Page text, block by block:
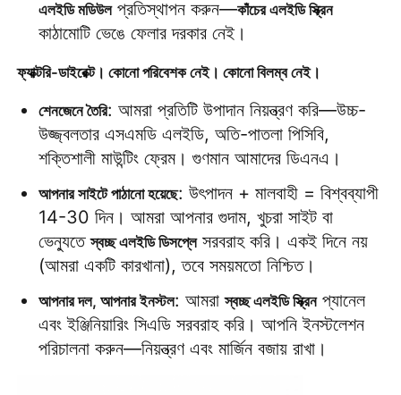
এসএমডি এলইডি স্ক্রিন
বহিরঙ্গন এলইডি ডিসপ্লে বোর্ড
বহিরঙ্গন নেতৃত্বাধীন বিলবোর্ড
এলইডি মডিউল প্রতিস্থাপন করুন—কাঁচের এলইডি স্ক্রিন
কাঠামোটি ভেঙে ফেলার দরকার নেই।
ফ্যাক্টরি-ডাইরেক্ট। কোনো পরিবেশক নেই। কোনো বিলম্ব নেই।
শেনজেনে তৈরি: আমরা প্রতিটি উপাদান নিয়ন্ত্রণ করি—উচ্চ-
উজ্জ্বলতার এসএমডি এলইডি, অতি-পাতলা পিসিবি,
শক্তিশালী মাউন্টিং ফ্রেম। গুণমান আমাদের ডিএনএ।
আপনার সাইটে পাঠানো হয়েছে: উৎপাদন + মালবাহী = বিশ্বব্যাপী
14-30 দিন। আমরা আপনার গুদাম, খুচরা সাইট বা
ভেন্যুতে স্বচ্ছ এলইডি ডিসপ্লে সরবরাহ করি। একই দিনে নয়
(আমরা একটি কারখানা), তবে সময়মতো নিশ্চিত।
আপনার দল, আপনার ইনস্টল: আমরা স্বচ্ছ এলইডি স্ক্রিন প্যানেল
এবং ইঞ্জিনিয়ারিং সিএডি সরবরাহ করি। আপনি ইনস্টলেশন
পরিচালনা করুন—নিয়ন্ত্রণ এবং মার্জিন বজায় রাখা।